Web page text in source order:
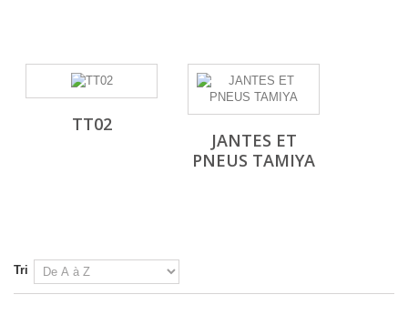
TT02
JANTES ET
PNEUS TAMIYA
Tri